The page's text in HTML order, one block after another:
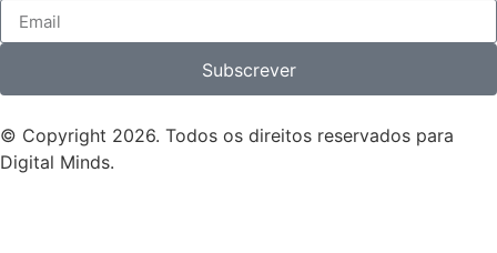
Subscrever
© Copyright 2026. Todos os direitos reservados para
Digital Minds.